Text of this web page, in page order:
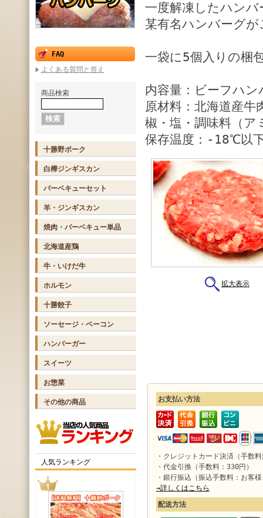
FAQ
よくある質問と答え
商品検索
十勝野ポーク
白樺ジンギスカン
バーベキューセット
羊・ジンギスカン
焼肉・バーベキュー単品
北海道産鶏
牛・いけだ牛
ホルモン
十勝餃子
ソーセージ・ベーコン
ハンバーガー
スイーツ
お惣菜
その他の商品
人気ランキング
一度解凍したハン
某有名ハンバーグ
一袋に5個入りの梱
内容量：ビーフハ
原材料：北海道産
椒・塩・調味料（ア
保存温度：-18℃以
拡大表示
お支払い方法
・クレジットカード決済（手数
・代金引換（手数料：330円）
・銀行振込（振込手数料：お客
→詳しくはこちら
配送方法